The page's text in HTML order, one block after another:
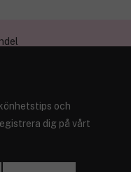
och
dig på vårt